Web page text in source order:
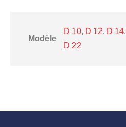
Modèle
D 10, D 12, D 14,
D 22